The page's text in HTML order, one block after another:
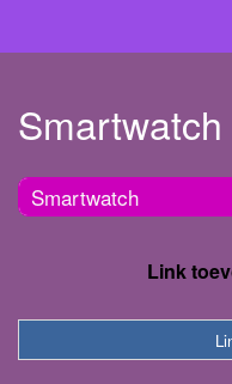
Smartwatch
Smartwatch
Link